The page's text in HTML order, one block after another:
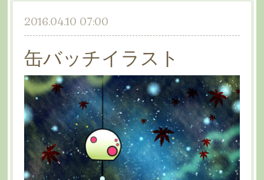
2016.04.10 07:00
缶バッチイラスト